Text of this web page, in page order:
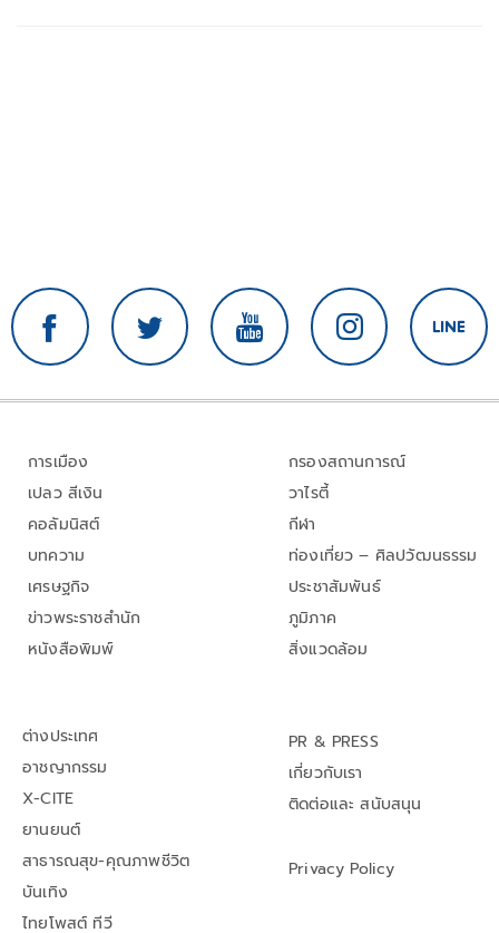
การเมือง
เปลว สีเงิน
คอลัมนิสต์
บทความ
เศรษฐกิจ
ข่าวพระราชสำนัก
หนังสือพิมพ์
กรองสถานการณ์
วาไรตี้
กีฬา
ท่องเที่ยว – ศิลปวัฒนธรรม
ประชาสัมพันธ์
ภูมิภาค
สิ่งแวดล้อม
ต่างประเทศ
อาชญากรรม
X-CITE
ยานยนต์
สาธารณสุข-คุณภาพชีวิต
บันเทิง
ไทยโพสต์ ทีวี
PR & PRESS
เกี่ยวกับเรา
ติดต่อและ สนับสนุน
Privacy Policy